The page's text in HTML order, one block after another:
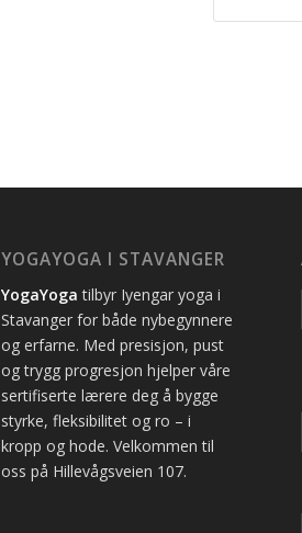
YOGAYOGA I STAVANGER
YogaYoga tilbyr Iyengar yoga i
Stavanger for både nybegynnere
og erfarne. Med presisjon, pust
og trygg progresjon hjelper våre
sertifiserte lærere deg å bygge
styrke, fleksibilitet og ro – i
kropp og hode. Velkommen til
oss på Hillevågsveien 107.